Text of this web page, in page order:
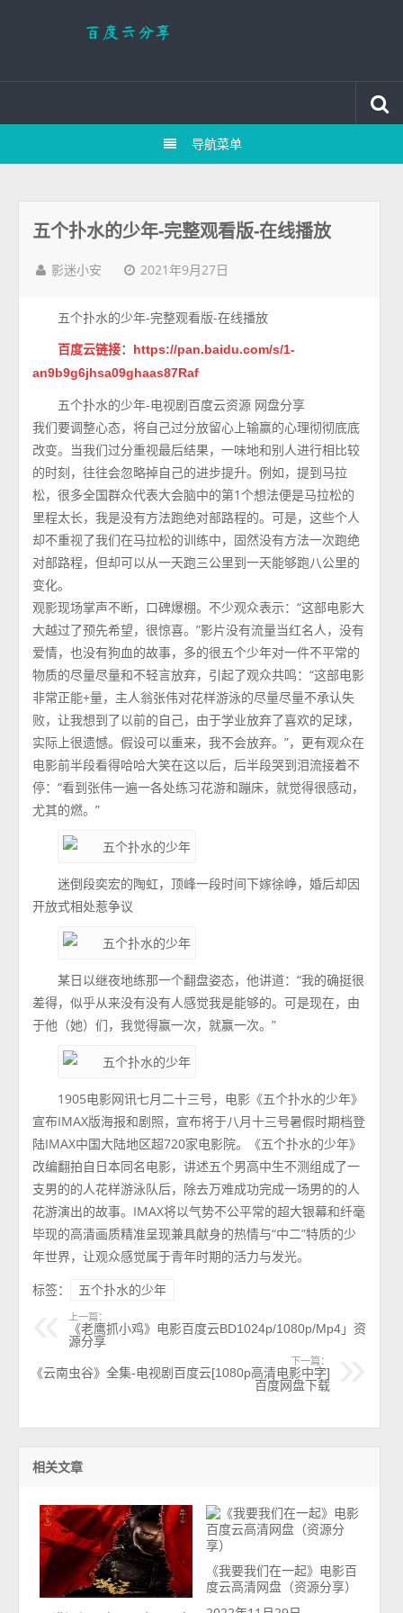
导航菜单
五个扑水的少年-完整观看版-在线播放
影迷小安 2021年9月27日
五个扑水的少年-完整观看版-在线播放
百度云链接：
https://pan.baidu.com/s/1-
an9b9g6jhsa09ghaas87Raf
五个扑水的少年-电视剧百度云资源 网盘分享
我们要调整心态，将自己过分放留心上输赢的心理彻彻底底
改变。当我们过分重视最后结果，一味地和别人进行相比较
的时刻，往往会忽略掉自己的进步提升。例如，提到马拉
松，很多全国群众代表大会脑中的第1个想法便是马拉松的
里程太长，我是没有方法跑绝对部路程的。可是，这些个人
却不重视了我们在马拉松的训练中，固然没有方法一次跑绝
对部路程，但却可以从一天跑三公里到一天能够跑八公里的
变化。
观影现场掌声不断，口碑爆棚。不少观众表示：“这部电影大
大越过了预先希望，很惊喜。”影片没有流量当红名人，没有
爱情，也没有狗血的故事，多的很五个少年对一件不平常的
物质的尽量尽量和不轻言放弃，引起了观众共鸣：“这部电影
非常正能+量，主人翁张伟对花样游泳的尽量尽量不承认失
败，让我想到了以前的自己，由于学业放弃了喜欢的足球，
实际上很遗憾。假设可以重来，我不会放弃。”，更有观众在
电影前半段看得哈哈大笑在这以后，后半段哭到泪流接着不
停：“看到张伟一遍一各处练习花游和蹦床，就觉得很感动，
尤其的燃。”
迷倒段奕宏的陶虹，顶峰一段时间下嫁徐峥，婚后却因
开放式相处惹争议
某日以继夜地练那一个翻盘姿态，他讲道：“我的确挺很
差得，似乎从来没有没有人感觉我是能够的。可是现在，由
于他（她）们，我觉得赢一次，就赢一次。”
1905电影网讯七月二十三号，电影《五个扑水的少年》
宣布IMAX版海报和剧照，宣布将于八月十三号暑假时期档登
陆IMAX中国大陆地区超720家电影院。《五个扑水的少年》
改编翻拍自日本同名电影，讲述五个男高中生不测组成了一
支男的的人花样游泳队后，除去万难成功完成一场男的的人
花游演出的故事。IMAX将以气势不公平常的超大银幕和纤毫
毕现的高清画质精准呈现兼具献身的热情与“中二”特质的少
年世界，让观众感觉属于青年时期的活力与发光。
标签：
五个扑水的少年
上一篇：
《老鹰抓小鸡》电影百度云BD1024p/1080p/Mp4」资
源分享
下一篇：
《云南虫谷》全集-电视剧百度云[1080p高清电影中字]
百度网盘下载
相关文章
《我要我们在一起》电影百
度云高清网盘（资源分享）